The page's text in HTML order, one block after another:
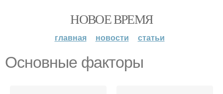
НОВОЕ ВРЕМЯ
главная новости статьи
Основные факторы